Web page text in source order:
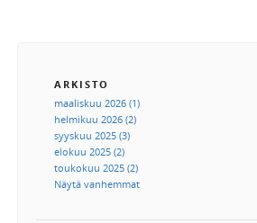
ARKISTO
maaliskuu 2026 (1)
helmikuu 2026 (2)
syyskuu 2025 (3)
elokuu 2025 (2)
toukokuu 2025 (2)
Näytä vanhemmat